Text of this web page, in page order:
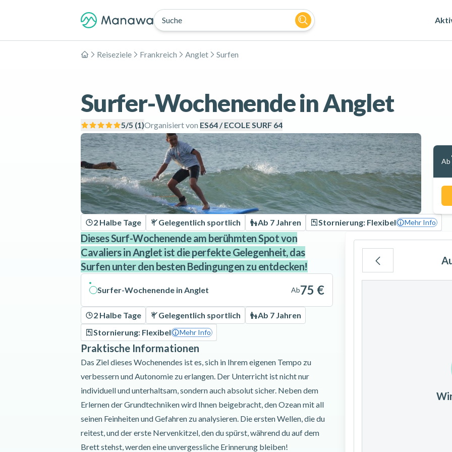
Suche
Home
Reiseziele Frankreich Anglet Surfen
Surfer-Wochenende in Anglet
Organisiert von ES64 / ECOLE SURF 64
5/5 (1)
Ab
2 Halbe Tage Gelegentlich sportlich Ab 7 Jahren Stornierung: Flexibel Mehr Info
Dieses Surf-Wochenende am berühmten Spot von
Cavaliers in Anglet ist die perfekte Gelegenheit, das
Surfen unter den besten Bedingungen zu entdecken!
Surfer-Wochenende in Anglet Ab75 €
2 Halbe Tage Gelegentlich sportlich
Ab 7 Jahren
Stornierung: Flexibel
Mehr Info
Praktische Informationen
Das Ziel dieses Wochenendes ist es, sich in Ihrem eigenen Tempo zu
verbessern und Autonomie zu erlangen. Der Unterricht ist nicht nur
individuell und unterhaltsam, sondern auch absolut sicher. Neben dem
Erlernen der Grundtechniken wird Ihnen beigebracht, den Ozean mit all
seinen Feinheiten und Gefahren zu analysieren. Die ersten Wellen, die du
reitest, und der erste Nervenkitzel, den du spürst, während du auf dem
Brett stehst, werden eine unvergessliche Erinnerung bleiben!
19